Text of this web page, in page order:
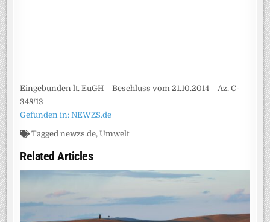
Eingebunden lt. EuGH – Beschluss vom 21.10.2014 – Az. C-
348/13
Gefunden in: NEWZS.de
Taggednewzs.de,Umwelt
Related Articles